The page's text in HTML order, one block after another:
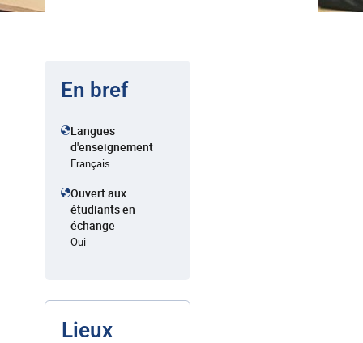
En bref
Langues
d'enseignement
Français
Ouvert aux
étudiants en
échange
Oui
Lieux